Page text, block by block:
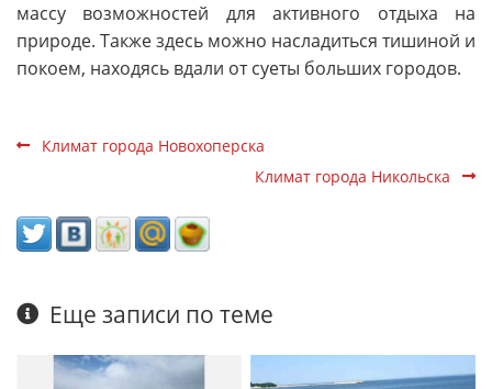
массу возможностей для активного отдыха на
природе. Также здесь можно насладиться тишиной и
покоем, находясь вдали от суеты больших городов.
Климат города Новохоперска
Климат города Никольска
Еще записи по теме